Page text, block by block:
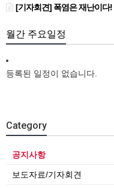
[기자회견] 폭염은 재난이다! 폭염으로부터 안전한
월간 주요일정
등록된 일정이 없습니다.
Category
공지사항
보도자료/기자회견